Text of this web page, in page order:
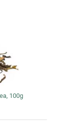
100g